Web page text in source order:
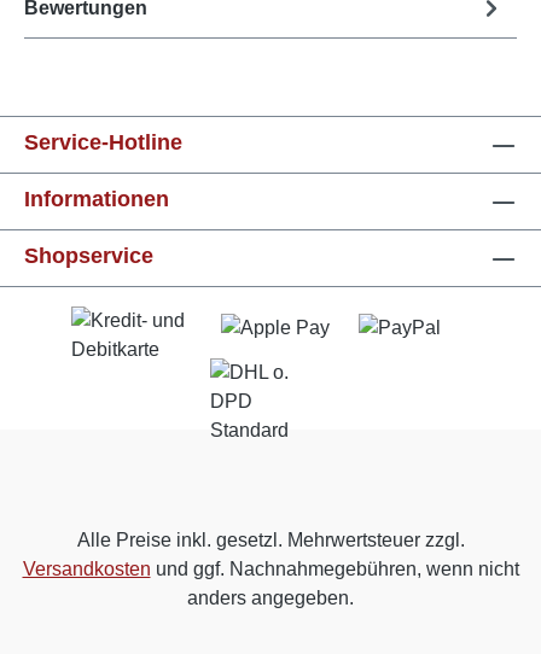
Bewertungen
Service-Hotline
Informationen
Shopservice
Alle Preise inkl. gesetzl. Mehrwertsteuer zzgl.
Versandkosten und ggf. Nachnahmegebühren, wenn nicht
anders angegeben.